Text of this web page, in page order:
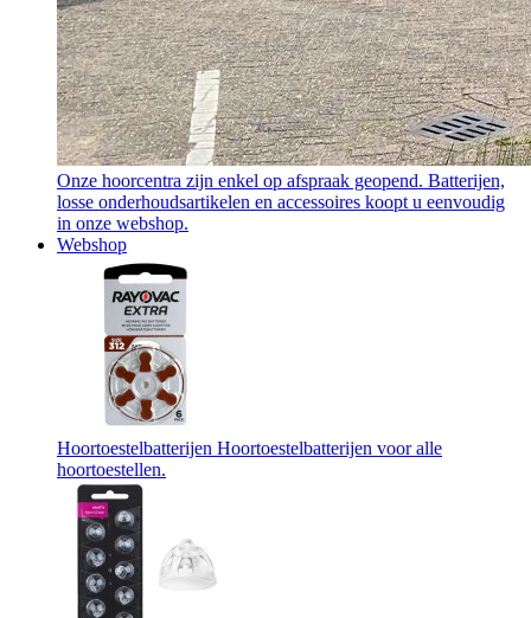
Onze hoorcentra zijn enkel op afspraak geopend. Batterijen,
losse onderhoudsartikelen en accessoires koopt u eenvoudig
in onze webshop.
Webshop
Hoortoestelbatterijen Hoortoestelbatterijen voor alle
hoortoestellen.